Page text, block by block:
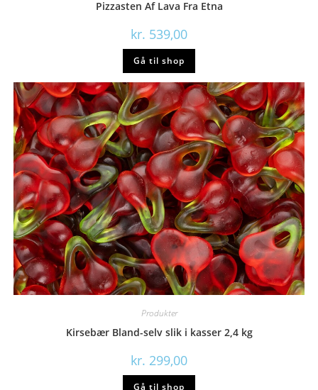
Pizzasten Af Lava Fra Etna
kr. 539,00
Gå til shop
Produkter
Kirsebær Bland-selv slik i kasser 2,4 kg
kr. 299,00
Gå til shop